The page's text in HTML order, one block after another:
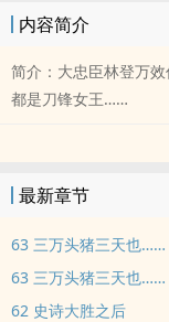
内容简介
简介：大忠臣林登万
都是刀锋女王……
最新章节
63 三万头猪三天也……
63 三万头猪三天也……
62 史诗大胜之后